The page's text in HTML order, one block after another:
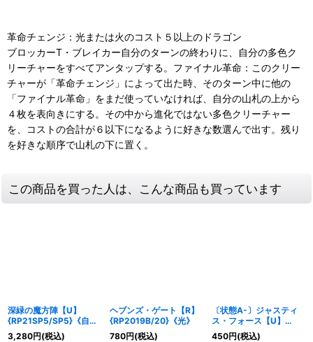
革命チェンジ：光または火のコスト５以上のドラゴン
ブロッカーT・ブレイカー自分のターンの終わりに、自分の多色ク
リーチャーをすべてアンタップする。ファイナル革命：このクリー
チャーが「革命チェンジ」によって出た時、そのターン中に他の
「ファイナル革命」をまだ使っていなければ、自分の山札の上から
４枚を表向きにする。その中から進化ではない多色クリーチャー
を、コストの合計が６以下になるように好きな数選んで出す。残り
を好きな順序で山札の下に置く。
この商品を買った人は、こんな商品も買っています
深緑の魔方陣【U】
{RP21SP5/SP5}《自
然》
3,280円(税込)
ヘブンズ・ゲート【R】
{RP2019B/20}《光》
780円(税込)
〔状態A-〕ジャスティ
ス・フォース【U】
{P23/Y20}《光》
450円(税込)